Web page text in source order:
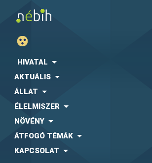
HIVATAL
AKTUÁLIS
ÁLLAT
ÉLELMISZER
NÖVÉNY
ÁTFOGÓ TÉMÁK
KAPCSOLAT